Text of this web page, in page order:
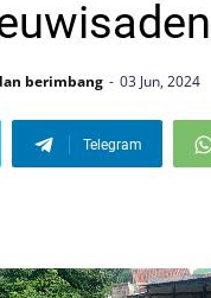
berimbang 03 Jun, 2024
Telegram